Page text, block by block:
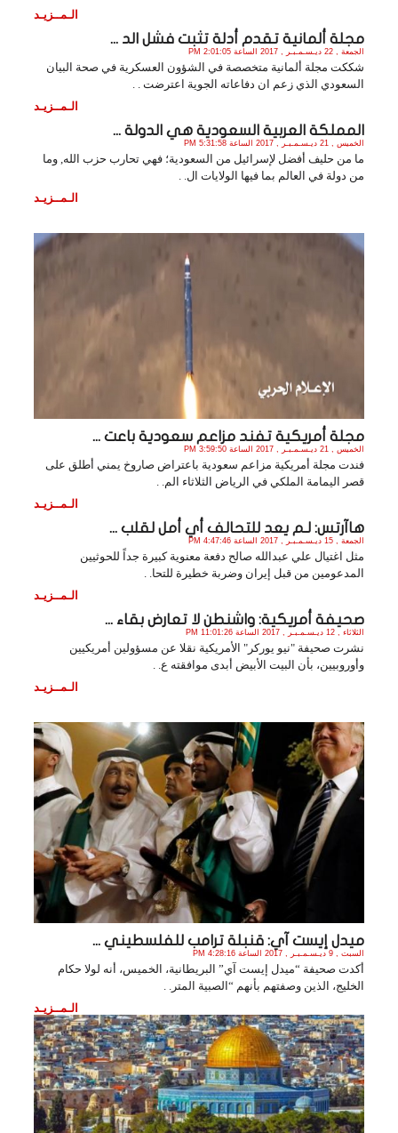
الـمــزيـد
مجلة ألمانية تقدم أدلة تثبت فشل الد ...
الجمعة , 22 ديـسـمـبـر , 2017 الساعة 2:01:05 PM
شككت مجلة ألمانية متخصصة في الشؤون العسكرية في صحة البيان
السعودي الذي زعم ان دفاعاته الجوية اعترضت . .
الـمــزيـد
المملكة العربية السعودية هي الدولة ...
الخميس , 21 ديـسـمـبـر , 2017 الساعة 5:31:58 PM
ما من حليف أفضل لإسرائيل من السعودية؛ فهي تحارب حزب الله, وما
من دولة في العالم بما فيها الولايات ال. .
الـمــزيـد
مجلة أمريكية تفند مزاعم سعودية باعت ...
الخميس , 21 ديـسـمـبـر , 2017 الساعة 3:59:50 PM
فندت مجلة أمريكية مزاعم سعودية باعتراض صاروخ يمني أطلق على
قصر اليمامة الملكي في الرياض الثلاثاء الم. .
الـمــزيـد
هاآرتس: لـم يعد للتحالف أي أمل لقلب ...
الجمعة , 15 ديـسـمـبـر , 2017 الساعة 4:47:46 PM
مثل اغتيال علي عبدالله صالح دفعة معنوية كبيرة جداً للحوثيين
المدعومين من قبل إيران وضربة خطيرة للتحا. .
الـمــزيـد
صحيفة أمريكية: واشنطن لا تعارض بقاء ...
الثلاثاء , 12 ديـسـمـبـر , 2017 الساعة 11:01:26 PM
نشرت صحيفة "نيو يوركر" الأمريكية نقلا عن مسؤولين أمريكيين
وأوروبيين، بأن البيت الأبيض أبدى موافقته ع. .
الـمــزيـد
ميدل إيست آي: قنبلة ترامب للفلسطيني ...
السبت , 9 ديـسـمـبـر , 2017 الساعة 4:28:16 PM
أكدت صحيفة “ميدل إيست آي” البريطانية، الخميس، أنه لولا حكام
الخليج، الذين وصفتهم بأنهم “الصبية المتر. .
الـمــزيـد